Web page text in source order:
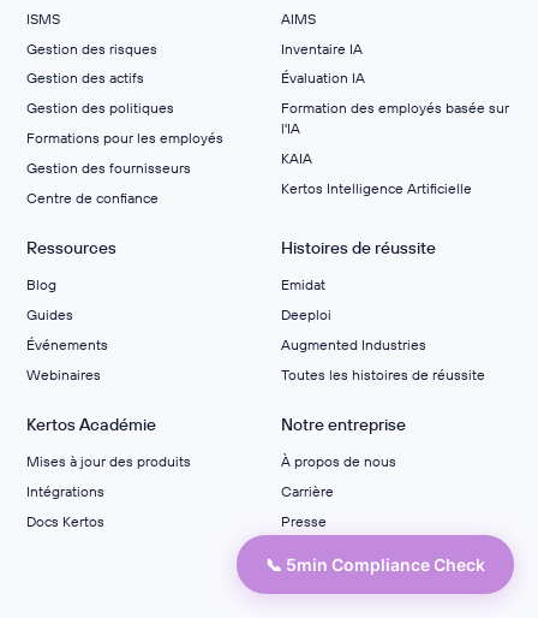
ISMS
Gestion des risques
Gestion des actifs
Gestion des politiques
Formations pour les employés
Gestion des fournisseurs
Centre de confiance
AIMS
Inventaire IA
Évaluation IA
Formation des employés basée sur
l'IA
KAIA
Kertos Intelligence Artificielle
Ressources
Blog
Guides
Événements
Webinaires
Histoires de réussite
Emidat
Deeploi
Augmented Industries
Toutes les histoires de réussite
Kertos Académie
Mises à jour des produits
Intégrations
Docs Kertos
Notre entreprise
À propos de nous
Carrière
Presse
📞 5min Compliance Check